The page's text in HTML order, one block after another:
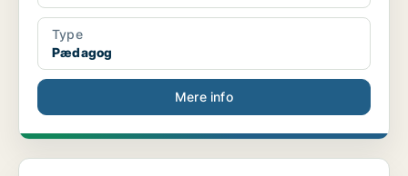
Type
Pædagog
Mere info
Freelance som Stevedore til Offshoreområde